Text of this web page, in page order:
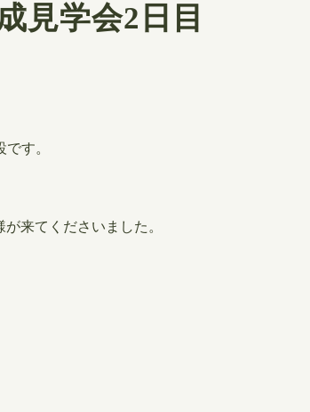
見学会2日目
す。
来てくださいました。